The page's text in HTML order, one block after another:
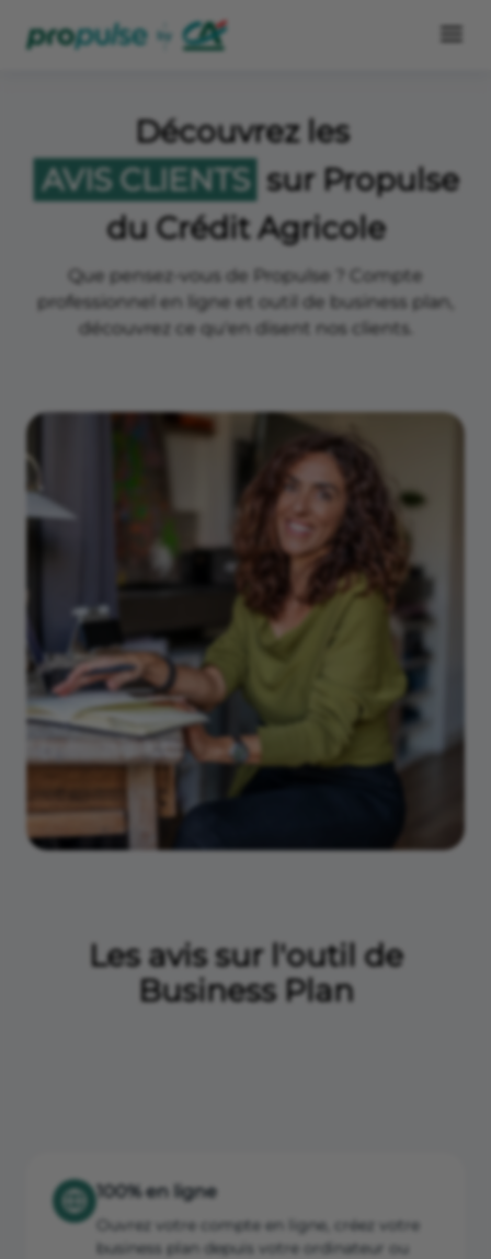
Découvrez les
AVIS CLIENTS sur Propulse
du Crédit Agricole
Que pensez-vous de Propulse ? Compte
professionnel en ligne et outil de business plan,
découvrez ce qu'en disent nos clients.
Les avis sur l'outil de
Business Plan
100% en ligne
Ouvrez votre compte en ligne, créez votre
business plan depuis votre ordinateur ou